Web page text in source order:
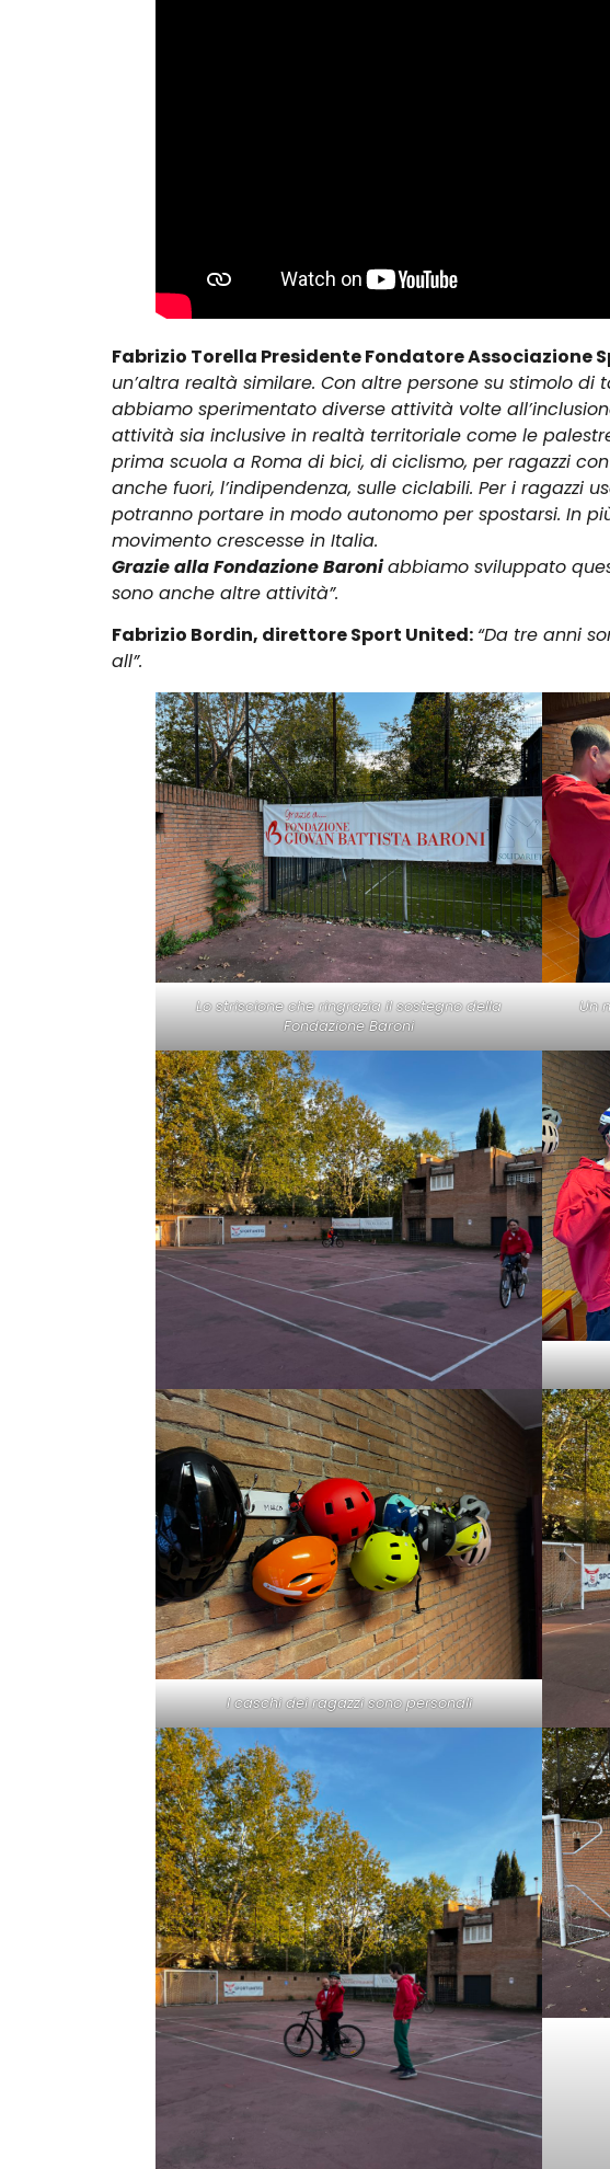
Fabrizio Torella Presidente Fondatore
un’altra realtà similare. Con altre persone su stimolo
abbiamo sperimentato diverse attività volte
attività sia inclusive in realtà territoriale come le
prima scuola a Roma di bici, di ciclismo, per ragazzi
anche fuori, l’indipendenza, sulle ciclabili. Per i ragazzi
potranno portare in modo autonomo per spostarsi. In
movimento crescesse in Italia.
Grazie alla Fondazione Baroniabbiamo sviluppato
sono anche altre attività”.
Fabrizio Bordin, direttore Sport United: “Da tre anni
all”.
Lo striscione che ringrazia il sostegno della
Fondazione Baroni
Un
I caschi dei ragazzi sono personali